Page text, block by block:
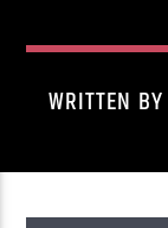
WRITTEN BY